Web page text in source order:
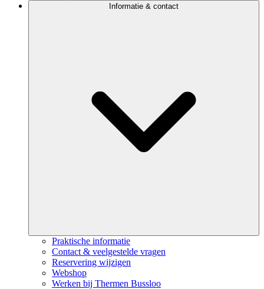
Informatie & contact
Praktische informatie
Contact & veelgestelde vragen
Reservering wijzigen
Webshop
Werken bij Thermen Bussloo